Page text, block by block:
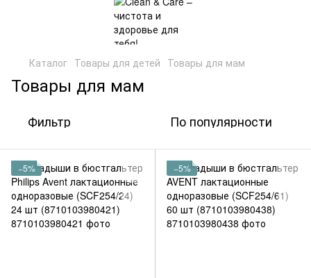
Каталог Товары для детей Товары для мам
Товары для мам
Фильтр По популярности
−5% −5%